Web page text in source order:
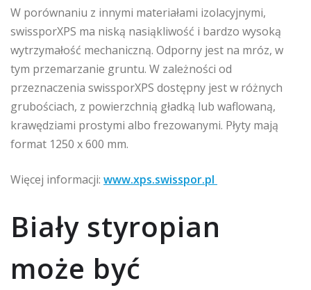
W porównaniu z innymi materiałami izolacyjnymi,
swissporXPS ma niską nasiąkliwość i bardzo wysoką
wytrzymałość mechaniczną. Odporny jest na mróz, w
tym przemarzanie gruntu. W zależności od
przeznaczenia swissporXPS dostępny jest w różnych
grubościach, z powierzchnią gładką lub waflowaną,
krawędziami prostymi albo frezowanymi. Płyty mają
format 1250 x 600 mm.
Więcej informacji: www.xps.swisspor.pl
Biały styropian
może być